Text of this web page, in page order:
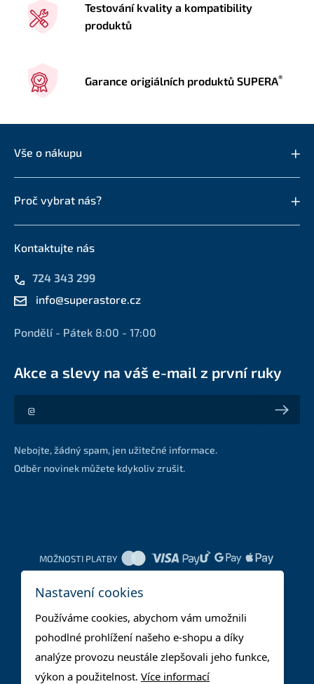
Testování kvality a kompatibility
produktů
Garance origiálních produktů SUPERA®
Vše o nákupu
Proč vybrat nás?
Kontaktujte nás
724 343 299
info@superastore.cz
Pondělí - Pátek 8:00 - 17:00
Akce a slevy na váš e-mail z první ruky
Akce a slevy na váš e-mail z první ruky
Nebojte, žádný spam, jen užitečné informace.
Odběr novinek můžete kdykoliv zrušit.
MOŽNOSTI PLATBY
Nastavení cookies
Používáme cookies, abychom vám umožnili
pohodlné prohlížení našeho e-shopu a díky
analýze provozu neustále zlepšovali jeho funkce,
výkon a použitelnost. Více informací